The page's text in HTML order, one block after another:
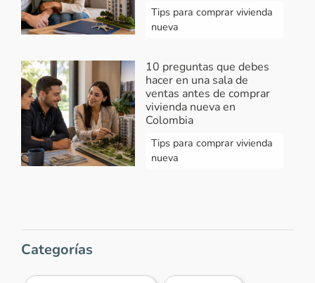
Tips para comprar vivienda
nueva
10 preguntas que debes
hacer en una sala de
ventas antes de comprar
vivienda nueva en
Colombia
Tips para comprar vivienda
nueva
Categorías